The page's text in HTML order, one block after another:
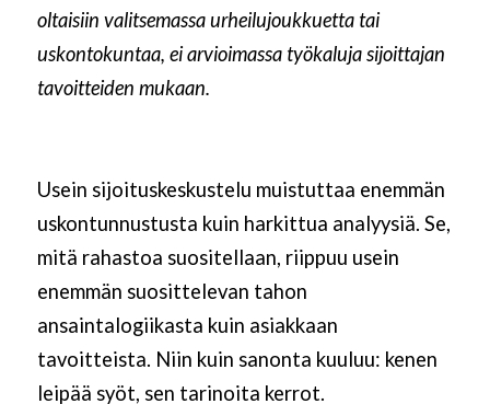
oltaisiin valitsemassa urheilujoukkuetta tai
uskontokuntaa, ei arvioimassa työkaluja sijoittajan
tavoitteiden mukaan.
Usein sijoituskeskustelu muistuttaa enemmän
uskontunnustusta kuin harkittua analyysiä. Se,
mitä rahastoa suositellaan, riippuu usein
enemmän suosittelevan tahon
ansaintalogiikasta kuin asiakkaan
tavoitteista. Niin kuin sanonta kuuluu: kenen
leipää syöt, sen tarinoita kerrot.